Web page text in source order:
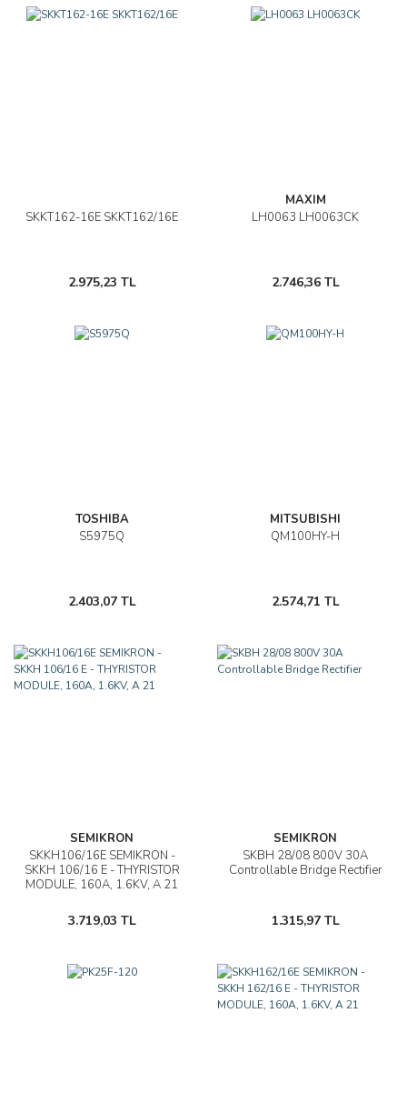
SKKT162-16E SKKT162/16E
2.975,23 TL
MAXIM
LH0063 LH0063CK
2.746,36 TL
TOSHIBA
S5975Q
2.403,07 TL
MITSUBISHI
QM100HY-H
2.574,71 TL
SEMIKRON
SKKH106/16E SEMIKRON -
SKKH 106/16 E - THYRISTOR
MODULE, 160A, 1.6KV, A 21
3.719,03 TL
SEMIKRON
SKBH 28/08 800V 30A
Controllable Bridge Rectifier
1.315,97 TL